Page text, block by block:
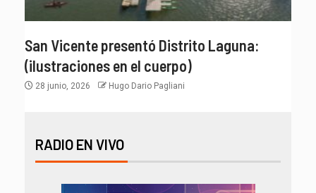
San Vicente presentó Distrito Laguna:
(ilustraciones en el cuerpo)
28 junio, 2026 Hugo Dario Pagliani
RADIO EN VIVO